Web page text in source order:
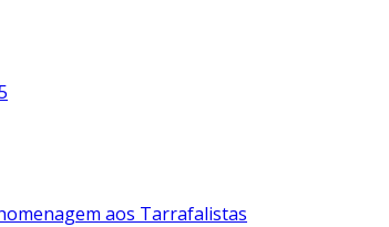
aos Tarrafalistas